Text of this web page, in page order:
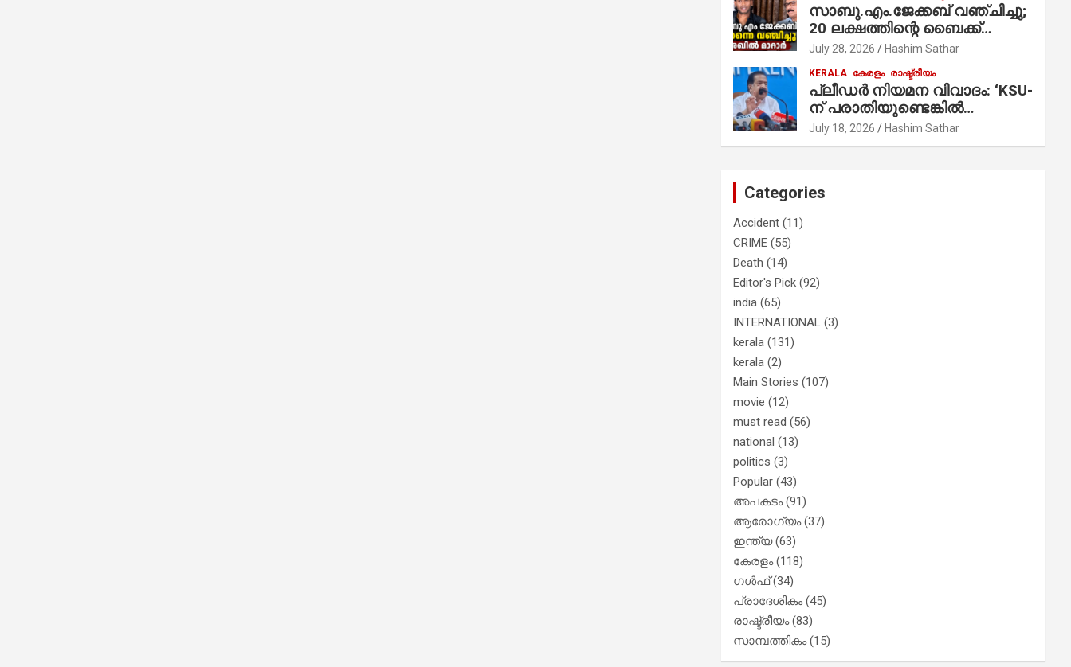
സാബു.എം.ജേക്കബ് വഞ്ചിച്ചു;
20 ലക്ഷത്തിന്റെ ബൈക്ക്
വിറ്റാണ് തൃക്കാക്കരയില്‍
മത്സരിച്ചത്! പ്രചാരണത്തിന്
രണ്ടേ രണ്ടുപേര്‍ മാത്രമാണ്
ഉണ്ടായിരുന്നത്; സാബുവിന്റേത്
വ്യക്തിപരമായ നേട്ടത്തിനുള്ള
പാര്‍ട്ടി; ഇപ്പോള്‍ ഫോണ്‍
വിളിച്ചാല്‍ എടുക്കില്ല;
ദുരനുഭവങ്ങള്‍ തുറന്നടിച്ച്
അഖില്‍ മാരാര്‍ ട്വന്റി 20 വിട്ടു
July 28, 2026 Hashim Sathar
KERALA കേരളം രാഷ്ട്രീയം
പ്ലീഡർ നിയമന വിവാദം: ‘KSU-
ന് പരാതിയുണ്ടെങ്കിൽ
പരിശോധിക്കും’; രമേശ്
ചെന്നിത്തല
July 18, 2026 Hashim Sathar
Categories
Accident (11)
CRIME (55)
Death (14)
Editor's Pick (92)
india (65)
INTERNATIONAL (3)
kerala (131)
kerala (2)
Main Stories (107)
movie (12)
must read (56)
national (13)
politics (3)
Popular (43)
അപകടം(91)
ആരോഗ്യം(37)
ഇന്ത്യ(63)
കേരളം(118)
ഗൾഫ്(34)
പ്രാദേശികം(45)
രാഷ്ട്രീയം(83)
സാമ്പത്തികം(15)